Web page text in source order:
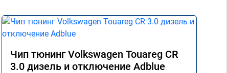
Чип тюнинг Volkswagen Touareg CR
3.0 дизель и отключение Adblue